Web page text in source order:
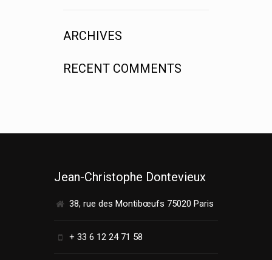
ARCHIVES
RECENT COMMENTS
Jean-Christophe Dontevieux
38, rue des Montibœufs 75020 Paris
+ 33 6 12 24 71 58